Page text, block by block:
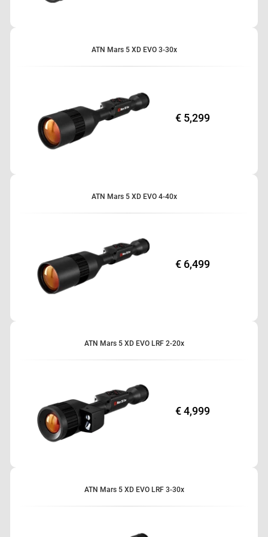
Erkennungsreichweite bis zu 5000 m
Niedriger Verbrauch/Lange Akkulaufzeit
HD-Videoaufnahme
ATN Mars 5 XD EVO 3-30x
€ 5,299
ATN Mars 5 XD EVO 4-40x
€ 6,499
ATN Mars 5 XD EVO LRF 2-20x
€ 4,999
ATN Mars 5 XD EVO LRF 3-30x